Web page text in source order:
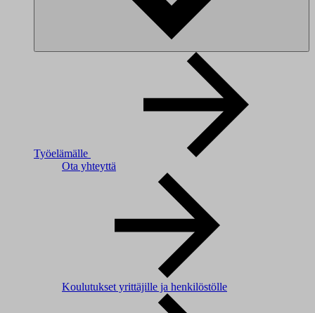
Työelämälle
Ota yhteyttä
Koulutukset yrittäjille ja henkilöstölle